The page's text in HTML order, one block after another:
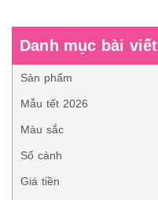
Danh mục bài viết
Sản phẩm
Mẫu tết 2026
Màu sắc
Số cành
Giá tiền